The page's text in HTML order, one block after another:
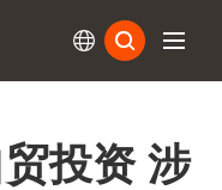
投资 涉